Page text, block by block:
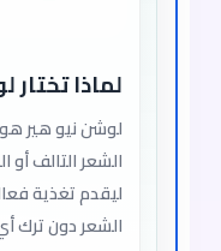
لماذا
لوشن نيو هير
الشعر التالف
ليقدم تغذية
الشعر دون ترك